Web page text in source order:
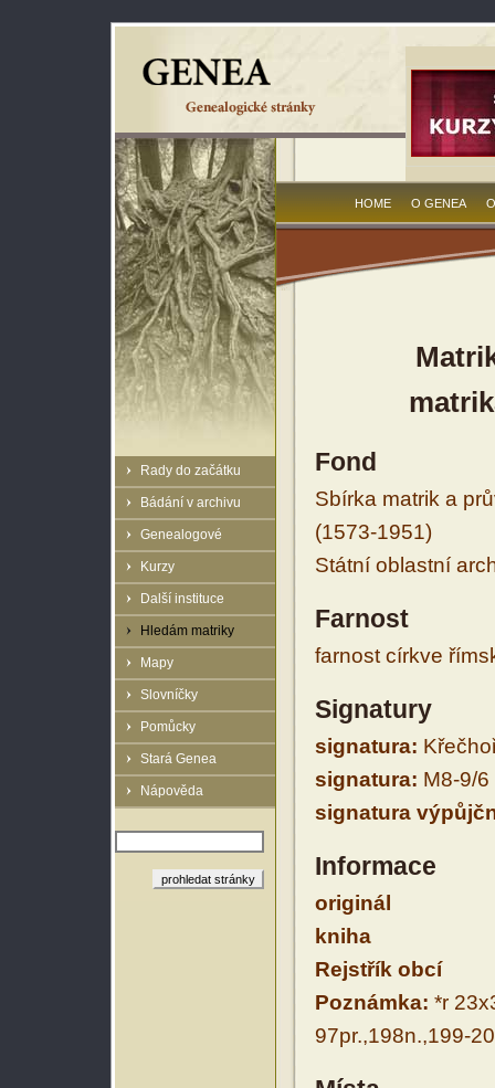
Rady do začátku
Bádání v archivu
Genealogové
Kurzy
Další instituce
Hledám matriky
Mapy
Slovníčky
Pomůcky
Stará Genea
Nápověda
HOME O GENEA
Fond
Sbírka matrik a
(1573-1951)
Státní oblastní
Farnost
farnost církve
Signatury
signatura:
signatura: M8-9/6
signatura
Informace
originál
kniha
Rejstřík obcí
Poznámka: *r
97pr.,198n.,199-